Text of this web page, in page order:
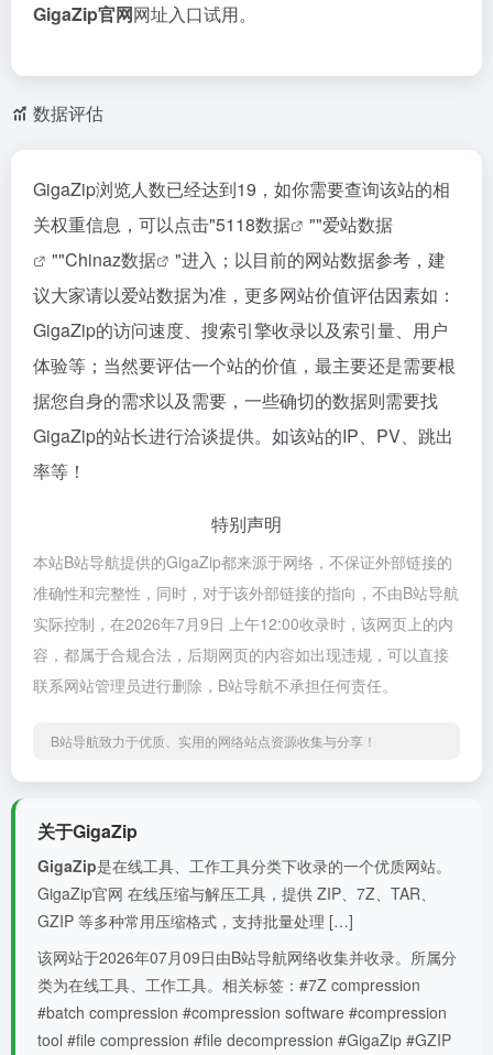
GigaZip官网网址入口试用。
数据评估
GigaZip浏览人数已经达到19，如你需要查询该站的相
关权重信息，可以点击"5118数据 ""爱站数据
""Chinaz数据
"进入；以目前的网站数据参考，建
议大家请以爱站数据为准，更多网站价值评估因素如：
GigaZip的访问速度、搜索引擎收录以及索引量、用户
体验等；当然要评估一个站的价值，最主要还是需要根
据您自身的需求以及需要，一些确切的数据则需要找
GigaZip的站长进行洽谈提供。如该站的IP、PV、跳出
率等！
特别声明
本站B站导航提供的GigaZip都来源于网络，不保证外部链接的
准确性和完整性，同时，对于该外部链接的指向，不由B站导航
实际控制，在2026年7月9日 上午12:00收录时，该网页上的内
容，都属于合规合法，后期网页的内容如出现违规，可以直接
联系网站管理员进行删除，B站导航不承担任何责任。
B站导航致力于优质、实用的网络站点资源收集与分享！
关于GigaZip
GigaZip是在线工具、工作工具分类下收录的一个优质网站。
GigaZip官网 在线压缩与解压工具，提供 ZIP、7Z、TAR、
GZIP 等多种常用压缩格式，支持批量处理 […]
该网站于2026年07月09日由B站导航网络收集并收录。所属分
类为在线工具、工作工具。相关标签：#7Z compression
#batch compression #compression software #compression
tool #file compression #file decompression #GigaZip #GZIP